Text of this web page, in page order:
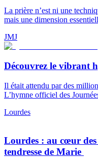
La prière n’est ni une
mais une dimension
JMJ
Découvrez le vibrant
Il était attendu par des
L’hymne officiel des
Lourdes
Lourdes : au cœur des
tendresse de Marie